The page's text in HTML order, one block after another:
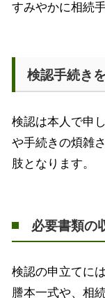
すみやかに相続
検認手続き
検認は本人で申
や手続きの煩雑
肢となります。
必要書類の
検認の申立てに
謄本一式や、相